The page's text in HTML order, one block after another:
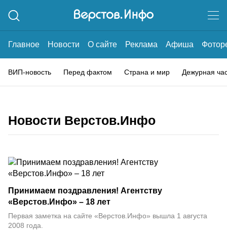
Главное Новости О сайте Реклама Афиша
ВИП-новость Перед фактом Страна и мир Дежурная
Новости Верстов.Инфо
Принимаем поздравления! Агентству
«Верстов.Инфо» – 18 лет
Первая заметка на сайте «Верстов.Инфо» вышла 1 августа
2008 года.